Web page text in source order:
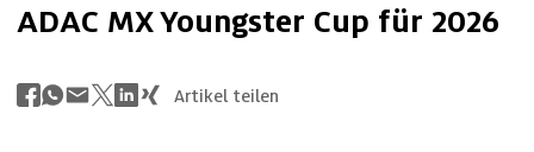
ADAC MX Youngster Cup für 2026
Artikel teilen